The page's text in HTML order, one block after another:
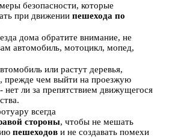
безопасности, которые
при движении пешехода по
дома обратите внимание, не
автомобиль, мотоцикл, мопед,
или растут деревья,
прежде чем выйти на проезжую
нет ли за препятствием движущегося
всегда
стороны, чтобы не мешать
пешеходов и не создавать помехи